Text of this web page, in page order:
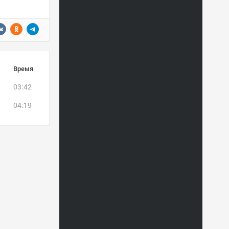
Время
03:42
04:19